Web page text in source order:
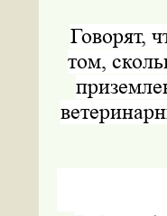
Говорят,
том,